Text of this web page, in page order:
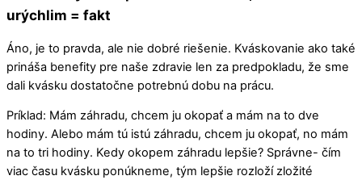
urýchlim = fakt
Áno, je to pravda, ale nie dobré riešenie. Kváskovanie ako také
prináša benefity pre naše zdravie len za predpokladu, že sme
dali kvásku dostatočne potrebnú dobu na prácu.
Príklad: Mám záhradu, chcem ju okopať a mám na to dve
hodiny. Alebo mám tú istú záhradu, chcem ju okopať, no mám
na to tri hodiny. Kedy okopem záhradu lepšie? Správne- čím
viac času kvásku ponúkneme, tým lepšie rozloží zložité